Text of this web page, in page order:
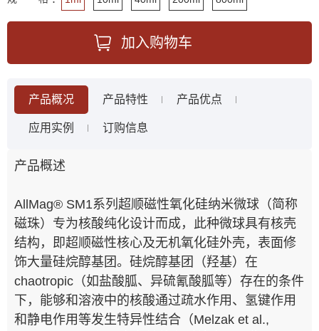
加入购物车
产品概况 产品特性 产品优点
应用实例 订购信息
产品概述
AllMag® SM1系列超顺磁性氧化硅纳米微球（简称
磁珠）专为核酸纯化设计而成，此种微球具有核壳
结构，即超顺磁性核心及无机氧化硅外壳，表面修
饰大量硅烷醇基团。硅烷醇基团（羟基）在
chaotropic（如盐酸胍、异硫氰酸胍等）存在的条件
下，能够和溶液中的核酸通过疏水作用、氢键作用
和静电作用等发生特异性结合（Melzak et al.,